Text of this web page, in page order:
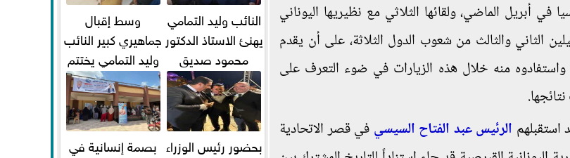
في أبريل الماضي، ولقائها الثلاثي مع نظيريها اليوناني
الثاني والثالث من شعوب الدول الثلاثة، على أن يقدم
منه خلال هذه الزيارات في ضوء التعرف على
استقبلهم الرئيس عبد الفتاح السيسي في قصر الاتحادية
النائب وليد التمامي
يهنئ الاستاذ الدكتور
محمود صديق
تكليفة قائم باعمال
...
وسط إقبال
جماهيري كبير النائب
وليد التمامي يختتم
أضخم قافلة طبية
مجانية...
بحضور رئيس الوزراء بصمة إنسانية في